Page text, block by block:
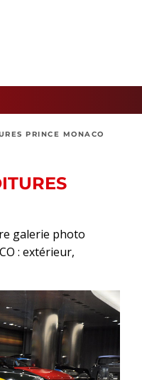
PRINCE MONACO
galerie photo
: extérieur,